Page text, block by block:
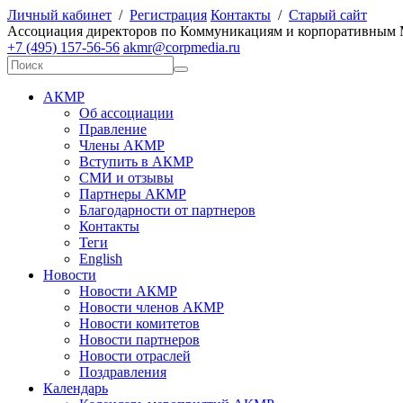
Личный кабинет / Регистрация Контакты / Старый сайт
Ассоциация директоров по Коммуникациям и корпоративным
+7 (495) 157-56-56 akmr@corpmedia.ru
АКМР
Об ассоциации
Правление
Члены АКМР
Вступить в АКМР
СМИ и отзывы
Партнеры АКМР
Благодарности от партнеров
Контакты
Теги
English
Новости
Новости АКМР
Новости членов АКМР
Новости комитетов
Новости партнеров
Новости отраслей
Поздравления
Календарь